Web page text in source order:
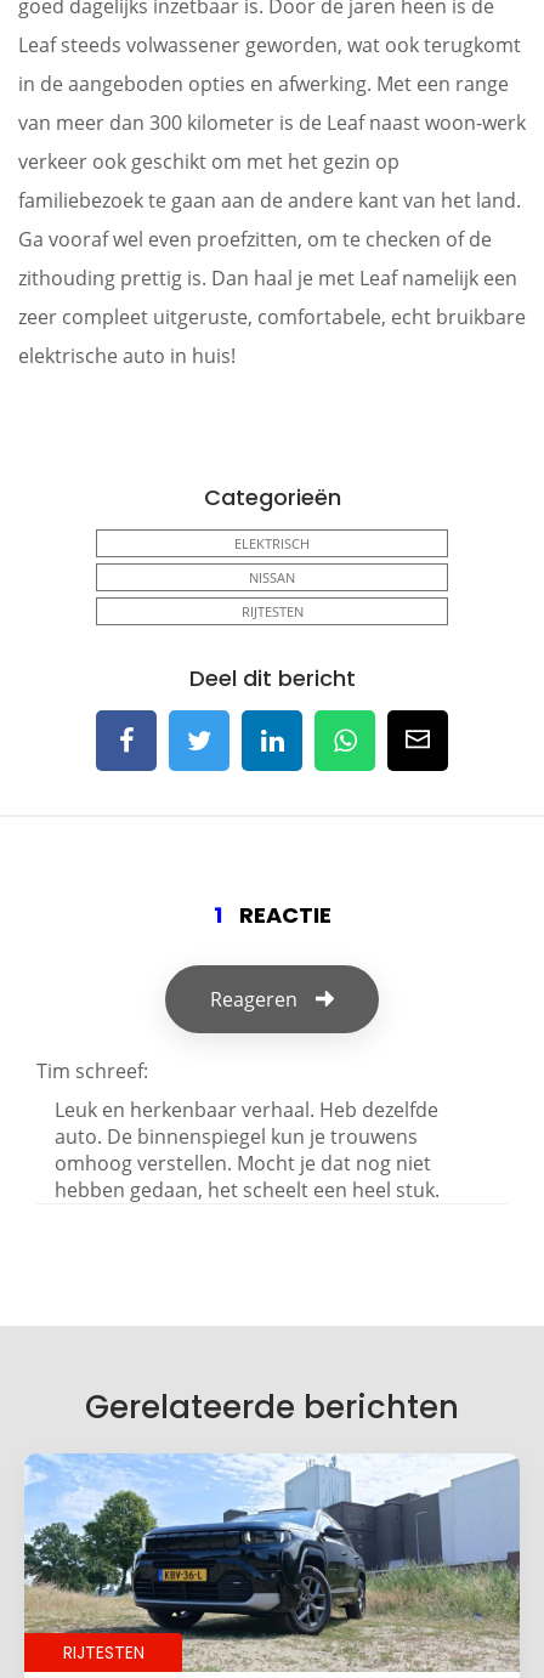
goed dagelijks inzetbaar is. Door de jaren heen is de
Leaf steeds volwassener geworden, wat ook terugkomt
in de aangeboden opties en afwerking. Met een range
van meer dan 300 kilometer is de Leaf naast woon-werk
verkeer ook geschikt om met het gezin op
familiebezoek te gaan aan de andere kant van het land.
Ga vooraf wel even proefzitten, om te checken of de
zithouding prettig is. Dan haal je met Leaf namelijk een
zeer compleet uitgeruste, comfortabele, echt bruikbare
elektrische auto in huis!
Categorieën
ELEKTRISCH
NISSAN
RIJTESTEN
Deel dit bericht
1 REACTIE
Reageren
Tim schreef:
Leuk en herkenbaar verhaal. Heb dezelfde
auto. De binnenspiegel kun je trouwens
omhoog verstellen. Mocht je dat nog niet
hebben gedaan, het scheelt een heel stuk.
Je e-mailadres wordt niet gepubliceerd.
Naam*
Gerelateerde berichten
RIJTESTEN